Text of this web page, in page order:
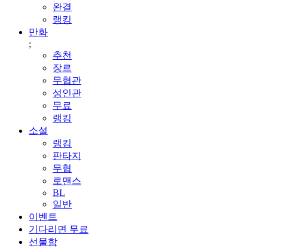
완결
랭킹
만화
;
추천
장르
무협관
성인관
무료
랭킹
소설
랭킹
판타지
무협
로맨스
BL
일반
이벤트
기다리면 무료
선물함